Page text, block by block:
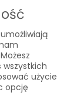
Zielarza Sp. z
o.o.
10A
Mazowiecki
użycie
opcję